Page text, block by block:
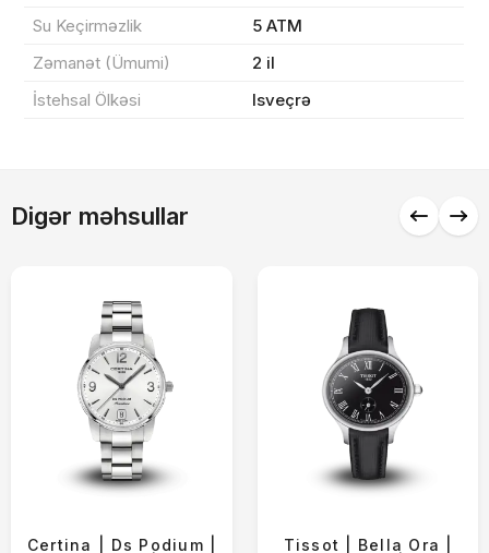
Su Keçirməzlik
5 ATM
Zəmanət (Ümumi)
2 il
İstehsal Ölkəsi
Isveçrə
Digər məhsullar
Certina | Ds Podium |
Tissot | Bella Ora |